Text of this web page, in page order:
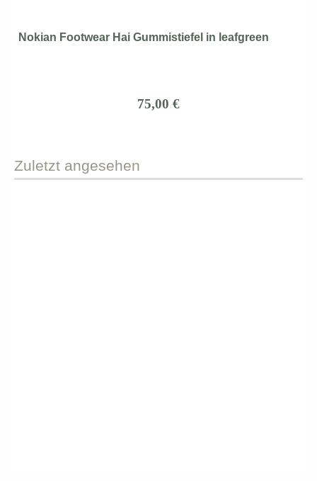
Nokian Footwear Hai Gummistiefel in leafgreen
75,00 €
Zuletzt angesehen